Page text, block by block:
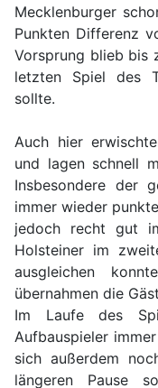
Mecklenburger
Punkten Differenz
Vorsprung blieb bis
letzten Spiel des
sollte.
Auch hier
und lagen schnell
Insbesondere der
immer wieder
jedoch recht gut
Holsteiner im
ausgleichen
übernahmen die
Im Laufe des
Aufbauspieler
sich außerdem
längeren Pause